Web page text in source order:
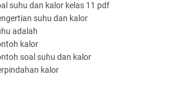
suhu dan kalor kelas 11 pdf
suhu dan kalor
adalah
kalor
soal suhu dan kalor
kalor